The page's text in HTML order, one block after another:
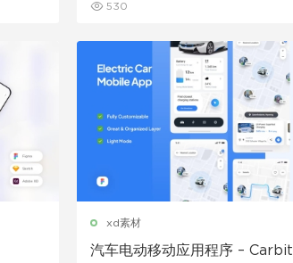
530
xd素材
汽车电动移动应用程序 – Carbit